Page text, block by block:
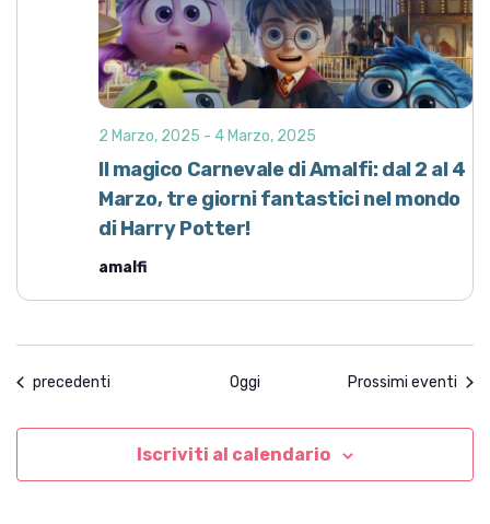
Il magico Carnevale di Amalfi: dal 2 al 4
Marzo, tre giorni fantastici nel mondo
di Harry Potter!
2 Marzo, 2025 - 4 Marzo, 2025
amalfi
Eventi
precedenti Oggi Prossimi eventi
Iscriviti al calendario